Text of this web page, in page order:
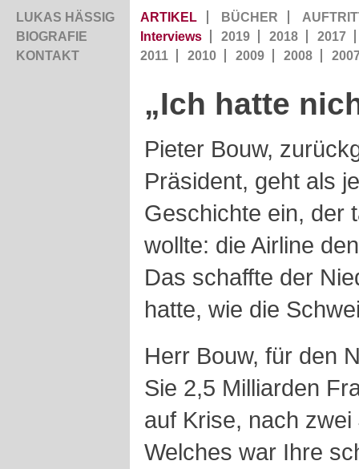
LUKAS HÄSSIG
BIOGRAFIE
KONTAKT
ARTIKEL BÜCHER
Interviews
2019 2018
2017
2011
2010 2009 2008
„Ich hatte
Pieter Bouw,
Präsident, geht als
Geschichte ein, der
wollte: die Airline
Das schaffte der
hatte, wie die
Herr Bouw, für den
Sie 2,5 Milliarden
auf Krise, nach
Welches war Ihre